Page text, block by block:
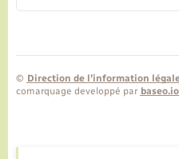
© Direction de l’information
comarquage developpé par baseo.io